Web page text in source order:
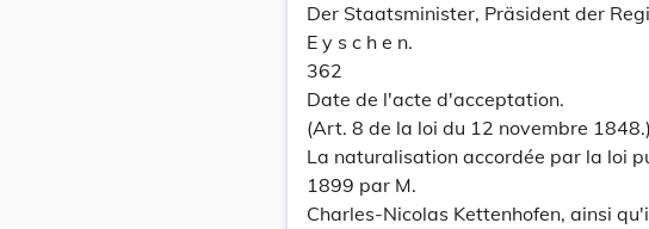
Der Staatsminister, Präsident der
E y s c h e n.
362
Date de l'acte d'acceptation.
(Art. 8 de la loi du 12 novembre 1848.)
La naturalisation accordée par la loi
1899 par M.
Charles-Nicolas Kettenhofen, ainsi